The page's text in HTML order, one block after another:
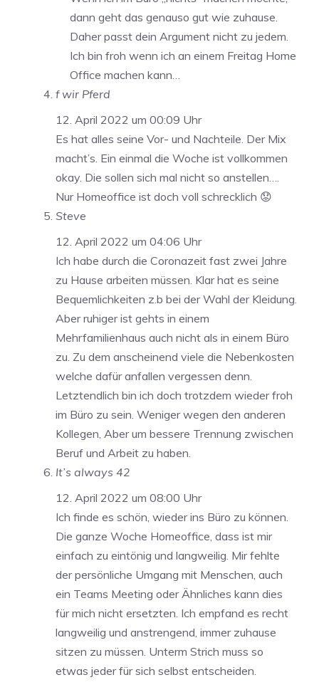
dann geht das genauso gut wie zuhause.
Daher passt dein Argument nicht zu jedem.
Ich bin froh wenn ich an einem Freitag Home
Office machen kann…
f wir Pferd
12. April 2022 um 00:09 Uhr
Es hat alles seine Vor- und Nachteile. Der Mix
macht’s. Ein einmal die Woche ist vollkommen
okay. Die sollen sich mal nicht so anstellen….
Nur Homeoffice ist doch voll schrecklich 😟
Steve
12. April 2022 um 04:06 Uhr
Ich habe durch die Coronazeit fast zwei Jahre
zu Hause arbeiten müssen. Klar hat es seine
Bequemlichkeiten z.b bei der Wahl der Kleidung.
Aber ruhiger ist gehts in einem
Mehrfamilienhaus auch nicht als in einem Büro
zu. Zu dem anscheinend viele die Nebenkosten
welche dafür anfallen vergessen denn.
Letztendlich bin ich doch trotzdem wieder froh
im Büro zu sein. Weniger wegen den anderen
Kollegen, Aber um bessere Trennung zwischen
Beruf und Arbeit zu haben.
It’s always 42
12. April 2022 um 08:00 Uhr
Ich finde es schön, wieder ins Büro zu können.
Die ganze Woche Homeoffice, dass ist mir
einfach zu eintönig und langweilig. Mir fehlte
der persönliche Umgang mit Menschen, auch
ein Teams Meeting oder Ähnliches kann dies
für mich nicht ersetzten. Ich empfand es recht
langweilig und anstrengend, immer zuhause
sitzen zu müssen. Unterm Strich muss so
etwas jeder für sich selbst entscheiden.